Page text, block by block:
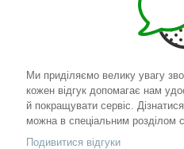
Ми приділяємо велику увагу
кожен відгук допомагає нам
й покращувати сервіс.
можна в спеціальним розділом
Подивитися відгуки